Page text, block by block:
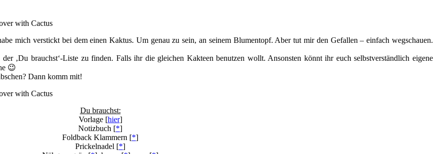
mich verstickt bei dem einen Kaktus. Um genau zu sein, an seinem Blumentopf. Aber tut mir den Gefallen – einfach wegschauen.
‚Du brauchst‘-Liste zu finden. Falls ihr die gleichen Kakteen benutzen wollt. Ansonsten könnt ihr euch selbstverständlich eigene
😉
Dann komm mit!
Du brauchst:
Vorlage [hier]
Notizbuch [*]
Foldback Klammern [*]
Prickelnadel [*]